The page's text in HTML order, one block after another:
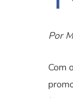
Por
Com